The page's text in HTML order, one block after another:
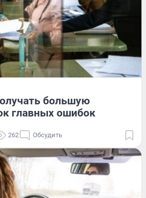
большую
главных ошибок
262 Обсудить